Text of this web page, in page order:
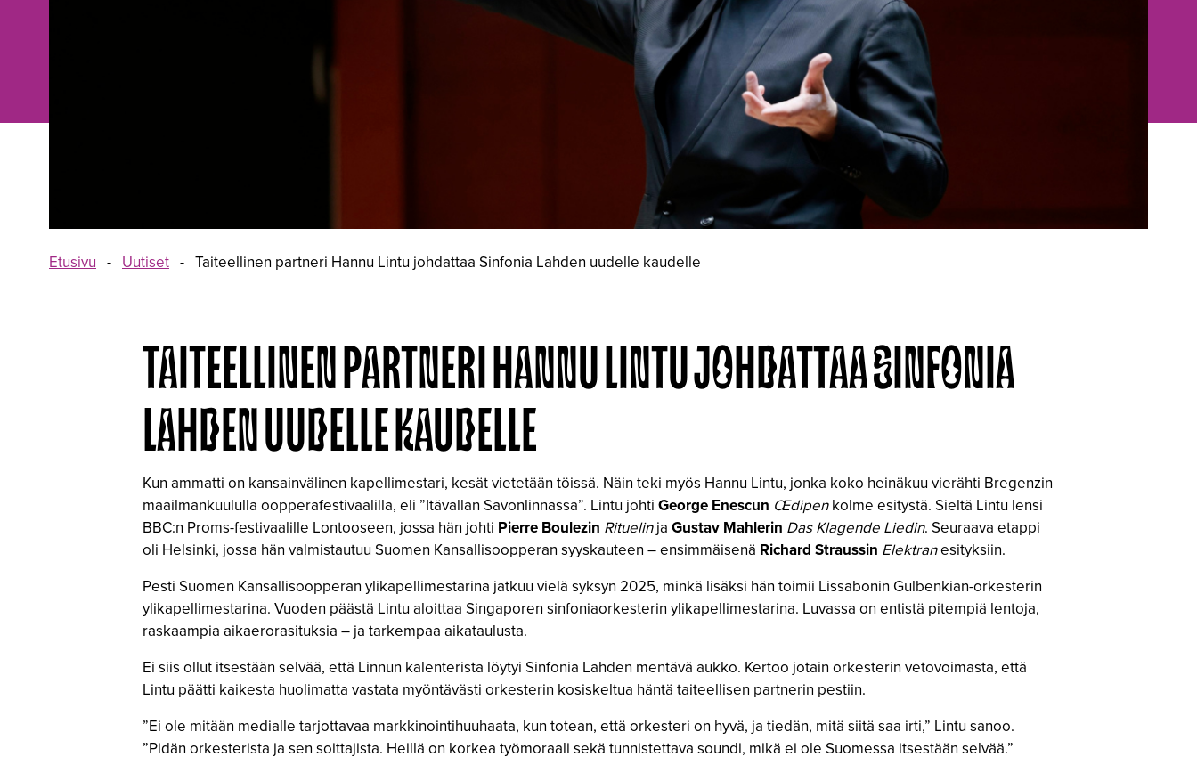
Etusivu - Uutiset - Taiteellinen partneri Hannu Lintu johdattaa Sinfonia Lahden uudelle kaudelle
TAITEELLINEN PARTNERI HANNU LINTU JOHDATTAA SINFONIA
LAHDEN UUDELLE KAUDELLE
Kun ammatti on kansainvälinen kapellimestari, kesät vietetään töissä. Näin teki myös Hannu Lintu, jonka koko heinäkuu vierähti Bregenzin
maailmankuululla oopperafestivaalilla, eli ”Itävallan Savonlinnassa”. Lintu johti George Enescun Œdipenkolme esitystä. Sieltä Lintu lensi
BBC:n Proms-festivaalille Lontooseen, jossa hän johti Pierre Boulezin Rituelinja Gustav Mahlerin Das Klagende Liedin. Seuraava etappi
oli Helsinki, jossa hän valmistautuu Suomen Kansallisoopperan syyskauteen – ensimmäisenä Richard Straussin Elektranesityksiin.
Pesti Suomen Kansallisoopperan ylikapellimestarina jatkuu vielä syksyn 2025, minkä lisäksi hän toimii Lissabonin Gulbenkian-orkesterin
ylikapellimestarina. Vuoden päästä Lintu aloittaa Singaporen sinfoniaorkesterin ylikapellimestarina. Luvassa on entistä pitempiä lentoja,
raskaampia aikaerorasituksia – ja tarkempaa aikataulusta.
Ei siis ollut itsestään selvää, että Linnun kalenterista löytyi Sinfonia Lahden mentävä aukko. Kertoo jotain orkesterin vetovoimasta, että
Lintu päätti kaikesta huolimatta vastata myöntävästi orkesterin kosiskeltua häntä taiteellisen partnerin pestiin.
”Ei ole mitään medialle tarjottavaa markkinointihuuhaata, kun totean, että orkesteri on hyvä, ja tiedän, mitä siitä saa irti,” Lintu sanoo.
”Pidän orkesterista ja sen soittajista. Heillä on korkea työmoraali sekä tunnistettava soundi, mikä ei ole Suomessa itsestään selvää.”